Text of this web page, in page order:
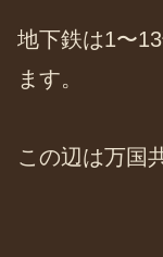
地下鉄は1〜
ます。
この辺は万国